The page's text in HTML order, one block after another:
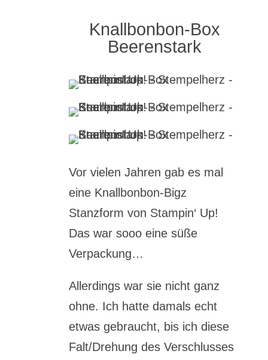
Knallbonbon-Box
Beerenstark
Vor vielen Jahren gab es mal
eine Knallbonbon-Bigz
Stanzform von Stampin‘ Up!
Das war sooo eine süße
Verpackung…
Allerdings war sie nicht ganz
ohne. Ich hatte damals echt
etwas gebraucht, bis ich diese
Falt/Drehung des Verschlusses